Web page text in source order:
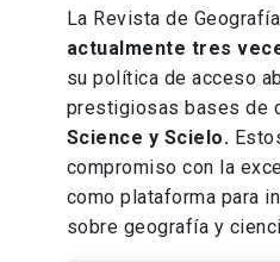
La Revista de
actualmente tres
su política de acceso
prestigiosas bases de
Science y Scielo.
compromiso con la
como plataforma para
sobre geografía y